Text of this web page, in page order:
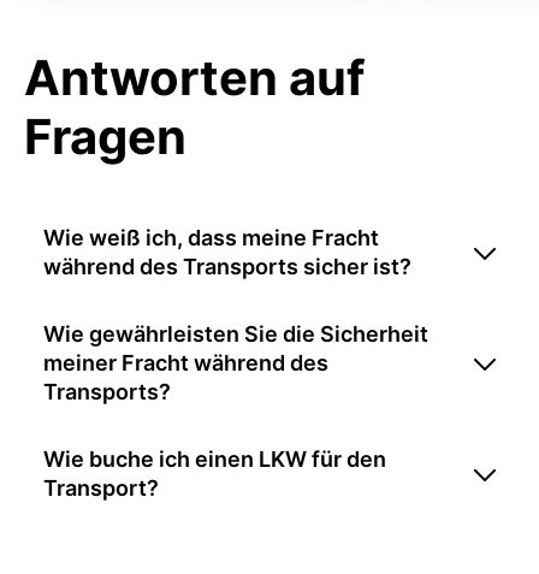
Antworten auf
Fragen
Wie weiß ich, dass meine Fracht
während des Transports sicher ist?
Wie gewährleisten Sie die Sicherheit
meiner Fracht während des
Transports?
Wie buche ich einen LKW für den
Transport?